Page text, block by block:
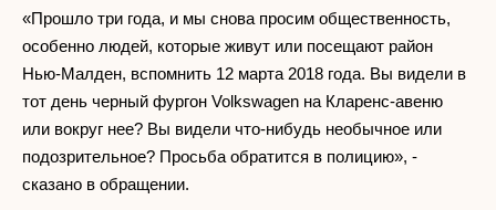
«Прошло три года, и мы снова просим общественность,
особенно людей, которые живут или посещают район
Нью-Малден, вспомнить 12 марта 2018 года. Вы видели в
тот день черный фургон Volkswagen на Кларенс-авеню
или вокруг нее? Вы видели что-нибудь необычное или
подозрительное? Просьба обратится в полицию», -
сказано в обращении.